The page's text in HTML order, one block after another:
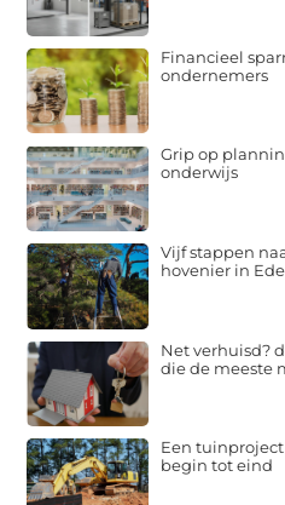
Financieel
ondernemers
Grip op
onderwijs
Vijf stappen
hovenier in Ede
Net verhuisd?
die de meeste
Een
begin tot eind